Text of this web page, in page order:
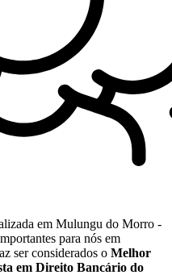
em Mulungu do Morro -
para nós em
ser considerados o Melhor
em Direito Bancário do